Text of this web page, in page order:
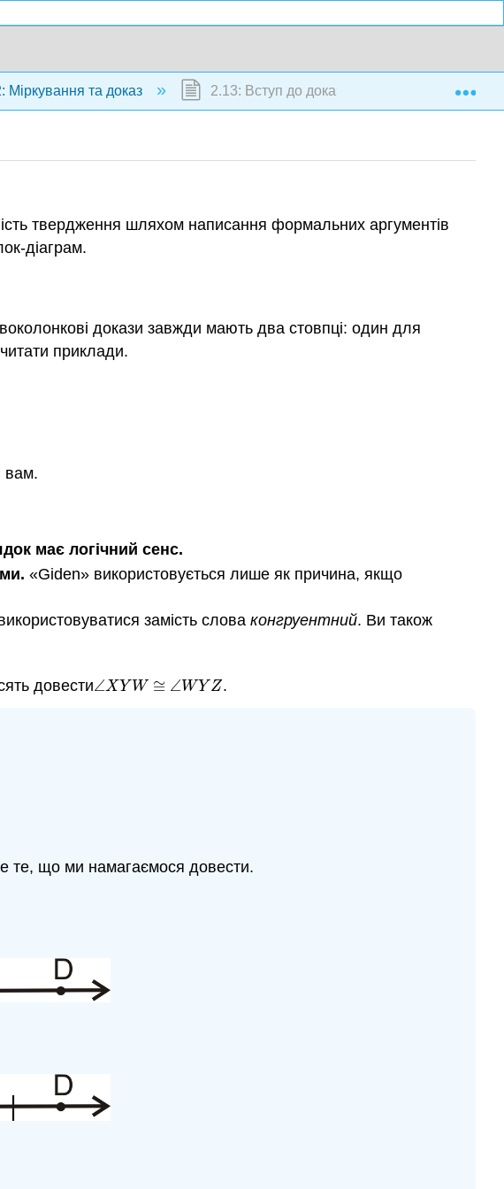
Міркування та доказ 2.13: Вступ до доказів
твердження шляхом написання формальних аргументів
діаграм.
докази завжди мають два стовпці: один для
приклади.
вам.
має логічний сенс.
«Giden» використовується лише як причина, якщо
замість словаконгруентний. Ви також
довести∠XY W ≅ ∠WY Z
∠XYW≅∠WYZ .
те, що ми намагаємося довести.